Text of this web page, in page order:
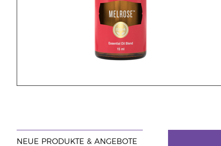
NEUE PRODUKTE & ANGEBOTE